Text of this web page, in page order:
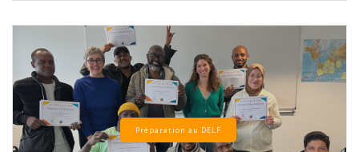
Préparation au DELF